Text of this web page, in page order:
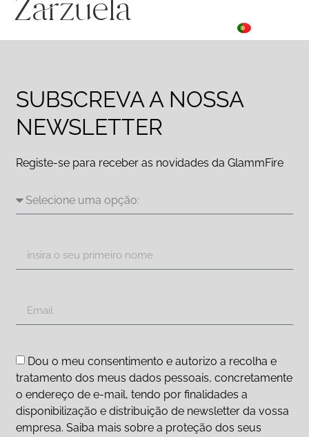
Zarzuela
SUBSCREVA A NOSSA
NEWSLETTER
Registe-se para receber as novidades da GlammFire
Dou o meu consentimento e autorizo a recolha e
tratamento dos meus dados pessoais, concretamente
o endereço de e-mail, tendo por finalidades a
disponibilização e distribuição de newsletter da vossa
empresa. Saiba mais sobre a proteção dos seus